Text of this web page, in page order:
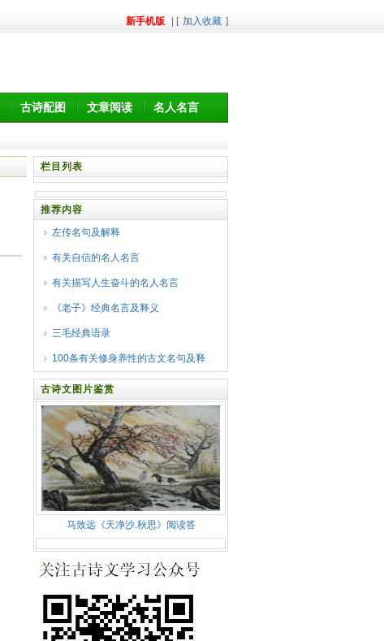
新手机版 | [ 加入收藏 ]
古诗配图 文章阅读 名人名言
栏目列表
推荐内容
左传名句及解释
有关自信的名人名言
有关描写人生奋斗的名人名言
《老子》经典名言及释义
三毛经典语录
100条有关修身养性的古文名句及释
古诗文图片鉴赏
马致远《天净沙.秋思》阅读答